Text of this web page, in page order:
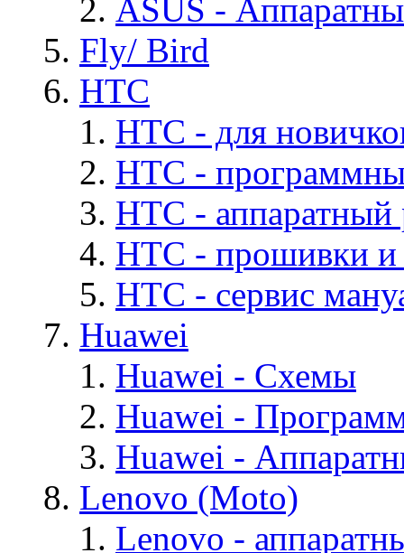
ASUS -
Fly/ Bird
HTC
HTC - для
HTC -
HTC - аппаратный
HTC - прошивки
HTC - cервис
Huawei
Huawei - Cхемы
Huawei -
Huawei -
Lenovo (Moto)
Lenovo -